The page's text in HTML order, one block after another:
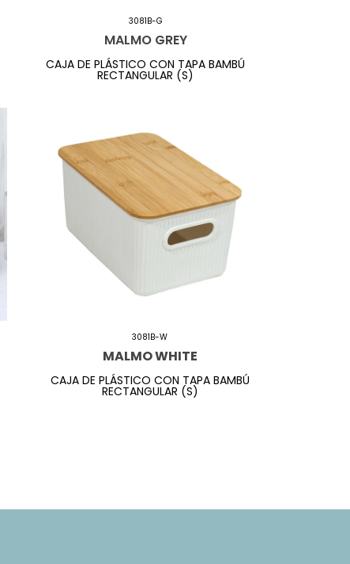
3081B-G
MALMO GREY
CAJA DE PLÁSTICO CON TAPA BAMBÚ
RECTANGULAR (S)
3081B-W
MALMO WHITE
CAJA DE PLÁSTICO CON TAPA BAMBÚ
RECTANGULAR (S)